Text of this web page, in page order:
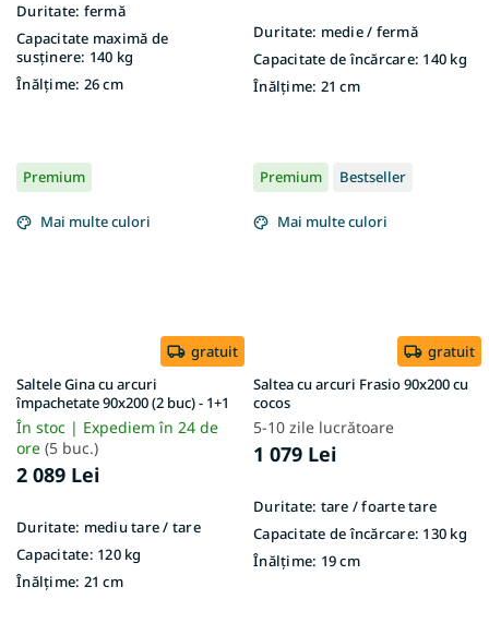
Duritate: fermă
Capacitate maximă de
susținere: 140 kg
Înălțime: 26 cm
Duritate: medie / fermă
Capacitate de încărcare: 140 kg
Înălțime: 21 cm
Premium
Mai multe culori
gratuit
Saltele Gina cu arcuri
împachetate 90x200 (2 buc) - 1+1
În stoc | Expediem în 24 de
ore (5 buc.)
2 089 Lei
Duritate: mediu tare / tare
Capacitate: 120 kg
Înălțime: 21 cm
Premium Bestseller
Mai multe culori
gratuit
Saltea cu arcuri Frasio 90x200 cu
cocos
5-10 zile lucrătoare
1 079 Lei
Duritate: tare / foarte tare
Capacitate de încărcare: 130 kg
Înălțime: 19 cm